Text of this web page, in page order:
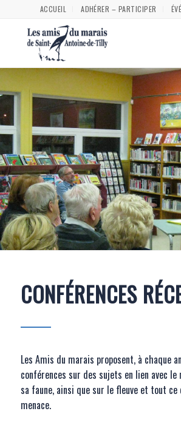
ACCUEIL ADHÉRER – PARTICIPER
CONFÉRENCES
Les Amis du marais proposent, à chaque
conférences sur des sujets en lien avec
sa faune, ainsi que sur le fleuve et tout ce
menace.